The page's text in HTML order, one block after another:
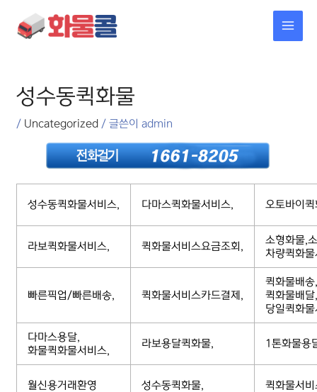
건너뛰기
성수동퀵화물
/ Uncategorized / 글쓴이admin
성수동퀵화물서비스, 다마스퀵화물서비스, 오토바이
라보퀵화물서비스, 퀵화물서비스요금조회,
소형화물,
차량퀵화
빠른픽업/빠른배송, 퀵화물서비스카드결제,
퀵화물배송
퀵화물배달
당일퀵화
다마스용달,
화물퀵화물서비스,
라보용달퀵화물, 1톤화물용
월신용거래환영 성수동퀵화물, 퀵화물서